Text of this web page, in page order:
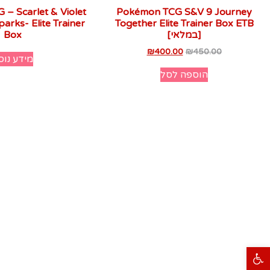
פתח סרגל נגישות
Pokémon TCG S&V 9 Journey
Together Elite Trainer Box ETB
[במלאי]
₪450.00
₪400.00
הוספה לסל
– Scarlet & Violet
Elite Trainer
Box
מידע